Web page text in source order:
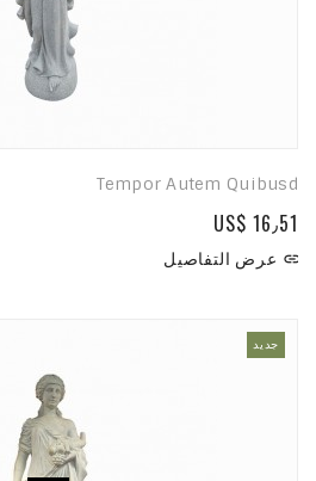
Tempor Autem Quibusd
US$ 16٫51
 عرض التفاصيل
جديد